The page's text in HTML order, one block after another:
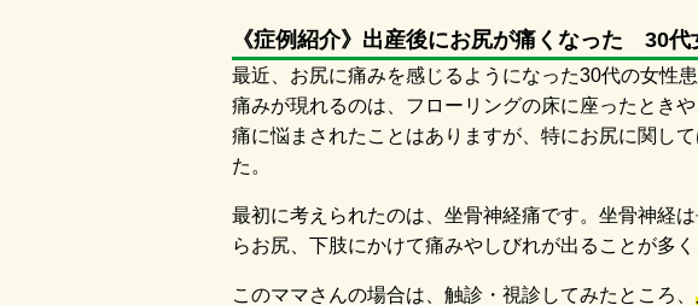
《症例紹介》出産後にお尻が痛くなった 30代
最近、お尻に痛みを感じるようになった30代の女性患
痛みが現れるのは、フローリングの床に座ったとき
痛に悩まされたことはありますが、特にお尻に関し
た。
最初に考えられたのは、坐骨神経痛です。坐骨神経
らお尻、下肢にかけて痛みやしびれが出ることが多
このママさんの場合は、触診・視診してみたところ、